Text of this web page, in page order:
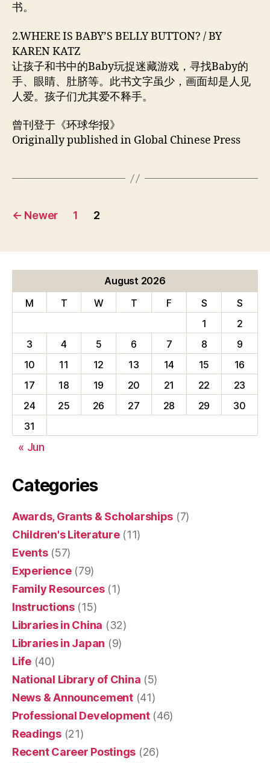
书。
2.WHERE IS BABY’S BELLY BUTTON? / BY
KAREN KATZ
让孩子和书中的Baby玩捉迷藏游戏，寻找Baby的
手、眼睛、肚脐等。此书文字虽少，画面却是人见
人爱。孩子们尤其爱不释手。
曾刊登于《环球华报》
Originally published in Global Chinese Press
Posts
← Newer 1 2
August 2026
M
T W T F S
S
1
2
3
4 5 6 7 8
9
10
11 12 13 14 15
16
17
18 19 20 21 22
23
24
25 26 27 28 29
30
31
« Jun
Categories
Awards, Grants & Scholarships (7)
Children's Literature(11)
Events(57)
Experience(79)
Family Resources(1)
Instructions(15)
Libraries in China (32)
Libraries in Japan (9)
Life(40)
National Library of China (5)
News & Announcement(41)
Professional Development(46)
Readings(21)
Recent Career Postings (26)